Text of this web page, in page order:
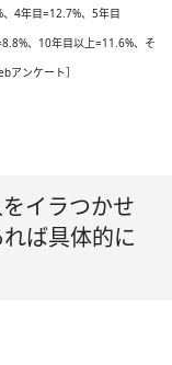
4年目=12.7%、5年目
、10年目以上=11.6%、そ
アンケート］
イラつかせ
ば具体的に